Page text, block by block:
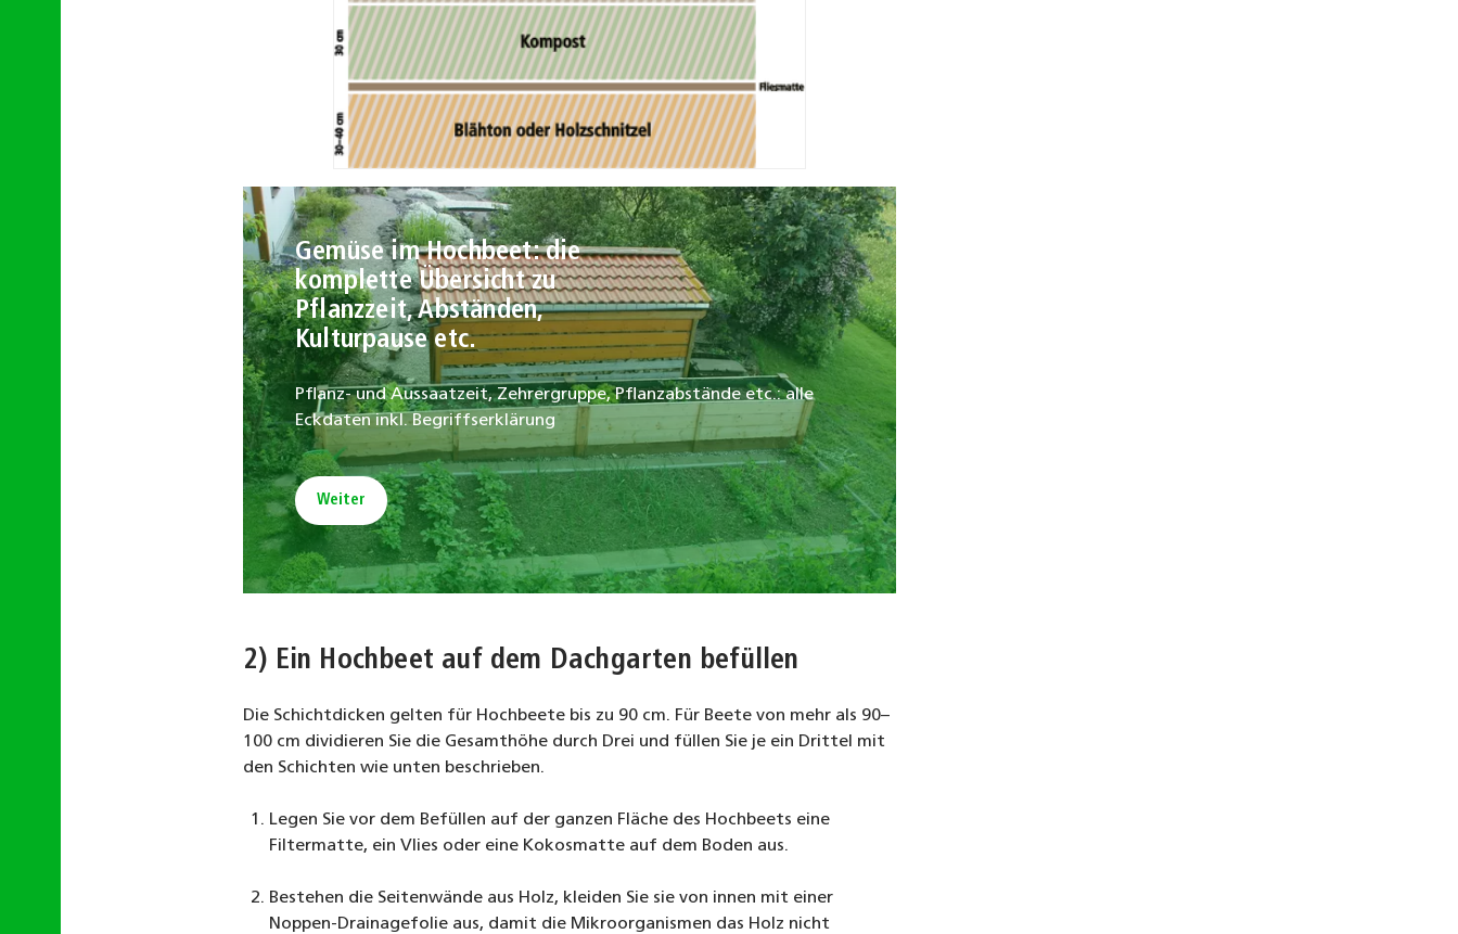
Gemüse im Hochbeet: die
komplette Übersicht zu
Pflanzzeit, Abständen,
Kulturpause etc.
Pflanz- und Aussaatzeit, Zehrergruppe, Pflanzabstände etc.: alle
Eckdaten inkl. Begriffserklärung
Weiter
2) Ein Hochbeet auf dem Dachgarten befüllen
Die Schichtdicken gelten für Hochbeete bis zu 90 cm. Für Beete von mehr als 90–
100 cm dividieren Sie die Gesamthöhe durch Drei und füllen Sie je ein Drittel mit
den Schichten wie unten beschrieben.
Legen Sie vor dem Befüllen auf der ganzen Fläche des Hochbeets eine
Filtermatte, ein Vlies oder eine Kokosmatte auf dem Boden aus.
Bestehen die Seitenwände aus Holz, kleiden Sie sie von innen mit einer
Noppen-Drainagefolie aus, damit die Mikroorganismen das Holz nicht